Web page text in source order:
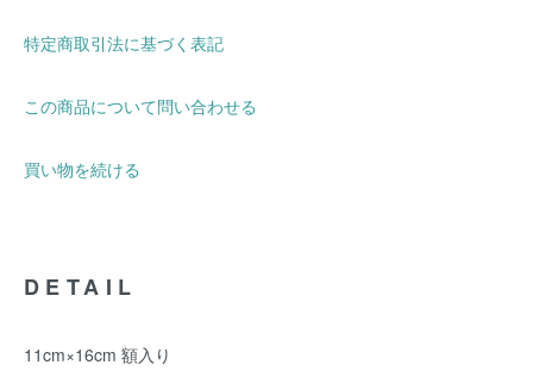
特定商取引法に基づく表記
この商品について問い合わせる
買い物を続ける
DETAIL
11cm×16cm 額入り